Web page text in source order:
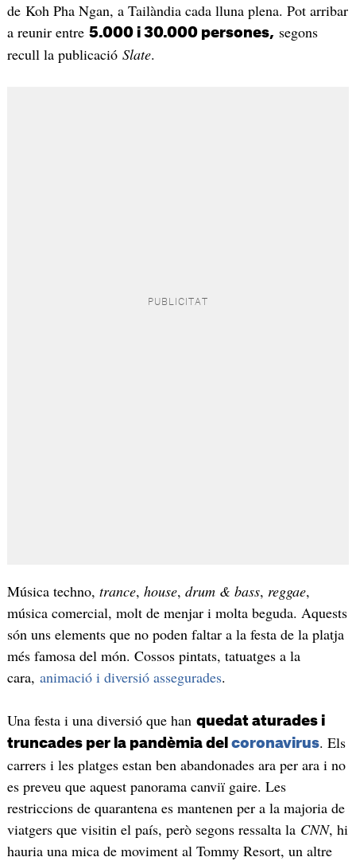
de Koh Pha Ngan, a Tailàndia cada lluna plena. Pot arribar
a reunir entre 5.000 i 30.000 persones, segons
recull la publicació Slate.
Música techno, trance, house, drum & bass, reggae,
música comercial, molt de menjar i molta beguda. Aquests
són uns elements que no poden faltar a la festa de la platja
més famosa del món. Cossos pintats, tatuatges a la
cara, animació i diversió assegurades.
Una festa i una diversió que han quedat aturades i
truncades per la pandèmia del coronavirus. Els
carrers i les platges estan ben abandonades ara per ara i no
es preveu que aquest panorama canviï gaire. Les
restriccions de quarantena es mantenen per a la majoria de
viatgers que visitin el país, però segons ressalta la CNN, hi
hauria una mica de moviment al Tommy Resort, un altre